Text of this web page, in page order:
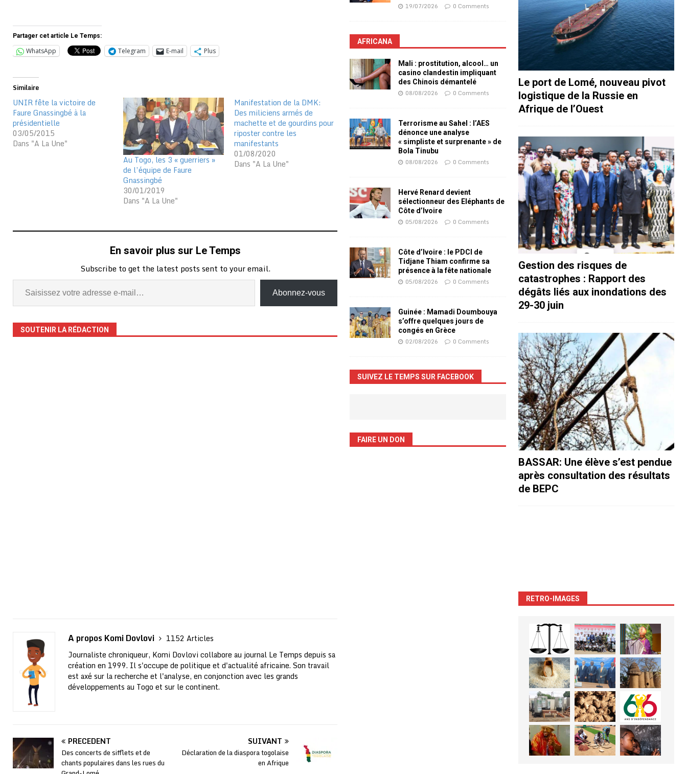
Partager cet article Le Temps:
WhatsApp Telegram E-mail Plus
Similaire
UNIR fête la victoire de
Faure Gnassingbé à la
présidentielle
03/05/2015
Dans "A La Une"
Au Togo, les 3 « guerriers »
de l’équipe de Faure
Gnassingbé
30/01/2019
Dans "A La Une"
Manifestation de la DMK:
Des miliciens armés de
machette et de gourdins pour
riposter contre les
manifestants
01/08/2020
Dans "A La Une"
En savoir plus sur Le Temps
Subscribe to get the latest posts sent to your email.
Abonnez-vous
SOUTENIR LA RÉDACTION
A propos Komi Dovlovi
1152 Articles
Journaliste chroniqueur, Komi Dovlovi collabore au journal Le Temps depuis sa
création en 1999. Il s'occupe de politique et d'actualité africaine. Son travail
est axé sur la recherche et l'analyse, en conjonction avec les grands
développements au Togo et sur le continent.
PRÉCÉDENT
Des concerts de sifflets et de
chants populaires dans les rues du
SUIVANT
Déclaration de la diaspora togolaise
en Afrique
19/07/2026 0 Comments
AFRICANA
Mali : prostitution, alcool… un
casino clandestin impliquant
des Chinois démantelé
08/08/2026 0 Comments
Terrorisme au Sahel : l’AES
dénonce une analyse
« simpliste et surprenante » de
Bola Tinubu
08/08/2026 0 Comments
Hervé Renard devient
sélectionneur des Eléphants de
Côte d’Ivoire
05/08/2026 0 Comments
Côte d’Ivoire : le PDCI de
Tidjane Thiam confirme sa
présence à la fête nationale
05/08/2026 0 Comments
Guinée : Mamadi Doumbouya
s’offre quelques jours de
congés en Grèce
02/08/2026 0 Comments
SUIVEZ LE TEMPS SUR FACEBOOK
FAIRE UN DON
Le port de Lomé, nouveau pivot
logistique de la Russie en
Afrique de l’Ouest
Gestion des risques de
catastrophes : Rapport des
dégâts liés aux inondations des
29-30 juin
BASSAR: Une élève s’est pendue
après consultation des résultats
de BEPC
RETRO-IMAGES